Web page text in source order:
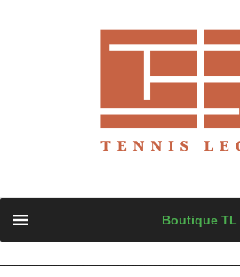
content
Boutique TL